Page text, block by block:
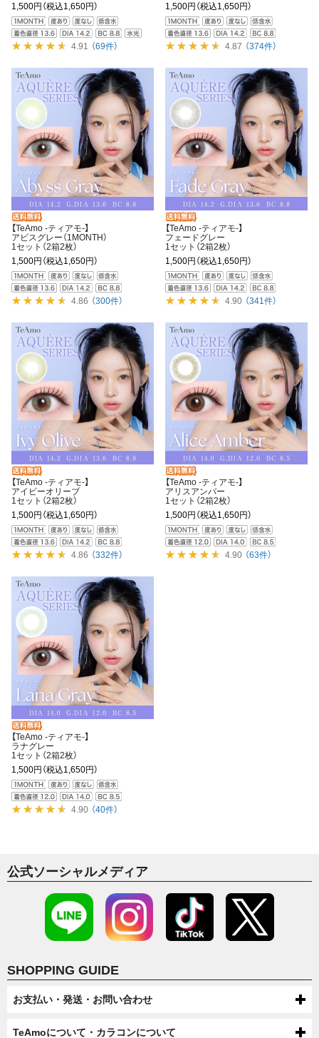
1,500円 （税込1,650円）
4.91 （69件）
1,500円 （税込1,650円）
4.87 （374件）
【TeAmo -ティアモ-】
アビスグレー（1MONTH）
1セット（2箱2枚）
1,500円 （税込1,650円）
4.86 （300件）
【TeAmo -ティアモ-】
フェードグレー
1セット（2箱2枚）
1,500円 （税込1,650円）
4.90 （341件）
【TeAmo -ティアモ-】
アイビーオリーブ
1セット（2箱2枚）
1,500円 （税込1,650円）
4.86 （332件）
【TeAmo -ティアモ-】
アリスアンバー
1セット（2箱2枚）
1,500円 （税込1,650円）
4.90 （63件）
【TeAmo -ティアモ-】
ラナグレー
1セット（2箱2枚）
1,500円 （税込1,650円）
4.90 （40件）
公式ソーシャルメディア
SHOPPING GUIDE
お支払い・発送・お問い合わせ
お支払いについて
TeAmoについて・カラコンについて